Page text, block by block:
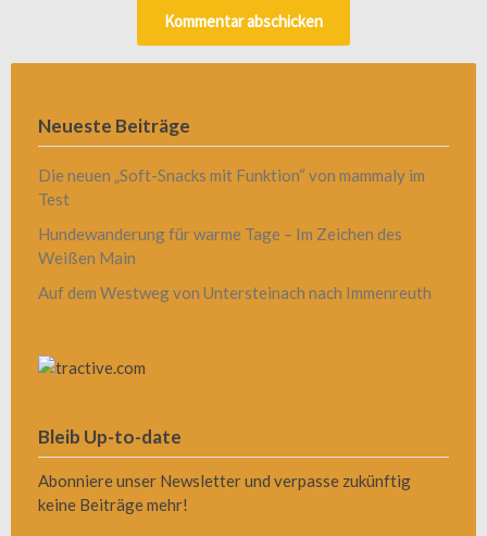
Neueste Beiträge
Die neuen „Soft-Snacks mit Funktion“ von mammaly im
Test
Hundewanderung für warme Tage – Im Zeichen des
Weißen Main
Auf dem Westweg von Untersteinach nach Immenreuth
Bleib Up-to-date
Abonniere unser Newsletter und verpasse zukünftig
keine Beiträge mehr!